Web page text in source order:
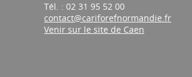
Tél. : 02 31 95 52 00
contact@cariforefnormandie.fr
Venir sur le site de Caen